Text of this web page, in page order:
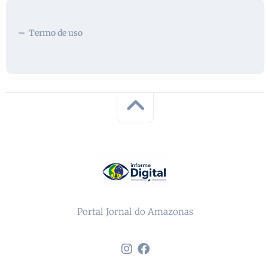
Termo de uso
Portal Jornal do Amazonas